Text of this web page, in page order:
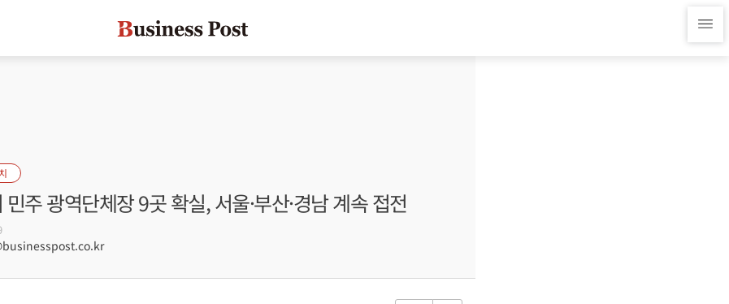
민주 광역단체장 9곳 확실, 서울·부산·경남 계속 접전